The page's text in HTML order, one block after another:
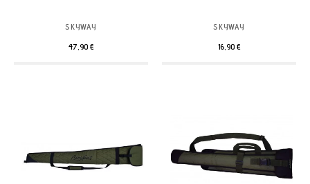
SKYWAY
47,90 €
SKYWAY
16,90 €